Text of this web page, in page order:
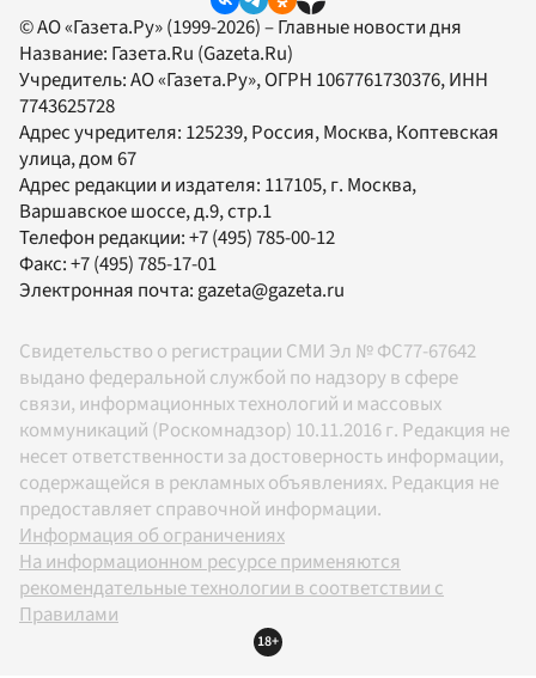
© АО «Газета.Ру» (1999-2026) – Главные новости дня
Название: Газета.Ru (Gazeta.Ru)
Учредитель:АО «Газета.Ру», ОГРН 1067761730376, ИНН
7743625728
Адрес учредителя: 125239, Россия, Москва, Коптевская
улица, дом 67
Адрес редакции и издателя: 117105, г. Москва,
Варшавское шоссе, д.9, стр.1
Телефон редакции:+7 (495) 785-00-12
Факс:+7 (495) 785-17-01
Электронная почта:gazeta@gazeta.ru
Свидетельство о регистрации СМИ Эл № ФС77-67642
выдано федеральной службой по надзору в сфере
связи, информационных технологий и массовых
коммуникаций (Роскомнадзор) 10.11.2016 г. Редакция не
несет ответственности за достоверность информации,
содержащейся в рекламных объявлениях. Редакция не
предоставляет справочной информации.
Информация об ограничениях
На информационном ресурсе применяются
рекомендательные технологии в соответствии с
Правилами
18+